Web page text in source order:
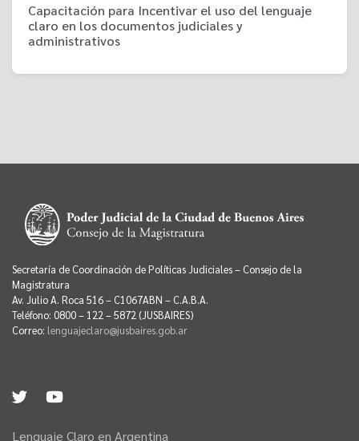
Capacitación para Incentivar el uso del lenguaje
claro en los documentos judiciales y
administrativos
Secretaría de Coordinación de Políticas Judiciales – Consejo de la
Magistratura
Av. Julio A. Roca 516 – C1067ABN – C.A.B.A.
Teléfono: 0800 – 122 – 5872 (JUSBAIRES)
Correo: lenguajeclaro@jusbaires.gob.ar
Lenguaje Claro en Argentina